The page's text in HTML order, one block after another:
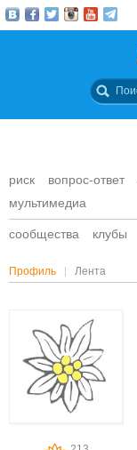
риск вопрос-ответ
мультимедиа
сообщества клубы
Профиль Лента